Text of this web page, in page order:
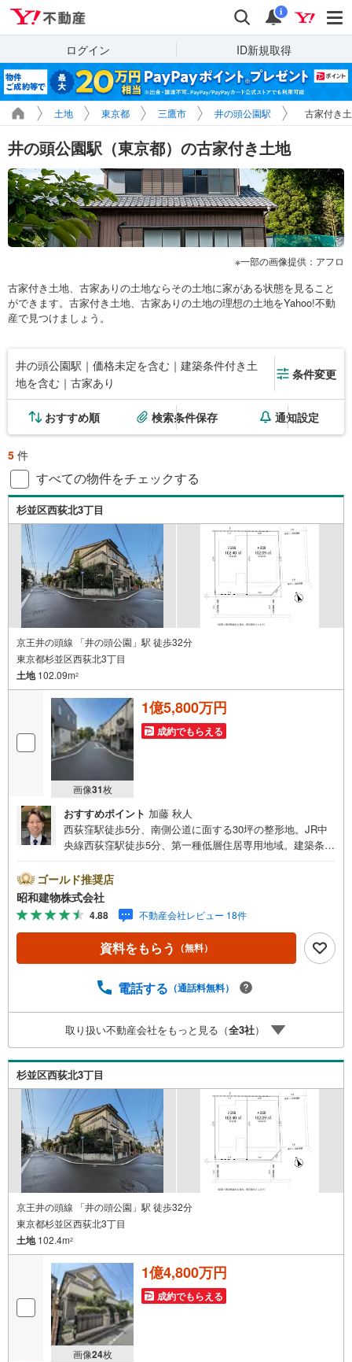
検索 通知
i
ログイン ID新規取得
土地 東京都 三鷹市 井の頭公園駅 古家付き
井の頭公園駅（東京都）の古家付き土地
一部の画像提供：アフロ
古家付き土地、古家ありの土地ならその土地に家がある状態を見ること
ができます。古家付き土地、古家ありの土地の理想の土地をYahoo!不動
産で見つけましょう。
井の頭公園駅｜価格未定を含む｜建築条件付き土
地を含む｜古家あり
条件変更
おすすめ順 検索条件保存 通知設定
5 件
すべての物件をチェックする
杉並区西荻北3丁目
京王井の頭線 「井の頭公園」駅 徒歩32分
東京都杉並区西荻北3丁目
土地102.09m2
画像31枚
1億5,800万円
成約でもらえる
おすすめポイント 加藤 秋人
西荻窪駅徒歩5分、南側公道に面する30坪の整形地。JR中
央線西荻窪駅徒歩5分、第一種低層住居専用地域。建築条件
和建物です・・・ 西荻窪に創業44年、地域密着の不動産
会社です。 不動産購入、買換えには、不安がつきもの。
物件の選定や住宅ローンはもちろん地域密着だからこその
情報をお伝え、ご提案いたします。 お気軽にご相談、ご
来社頂ける会社です。スタッフ一同、心よりお待ちしてお
ります。 同じ立地、同じ建物は存在しません。唯一無二の
ルド-シートの用意もございます。 ご家族で楽しくご検討頂
わせください。 営業時間: 9:00 - 20:00
ゴールド推奨店
昭和建物株式会社
4.88 不動産会社レビュー 18件
資料をもらう （無料）
電話する （通話料無料）
取り扱い不動産会社をもっと見る（全3社）
杉並区西荻北3丁目
京王井の頭線 「井の頭公園」駅 徒歩32分
東京都杉並区西荻北3丁目
土地102.4m2
画像24枚
1億4,800万円
成約でもらえる